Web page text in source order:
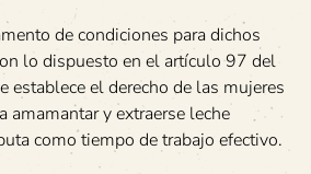
de condiciones para dichos
lo dispuesto en el artículo 97 del
establece el derecho de las mujeres
amamantar y extraerse leche
como tiempo de trabajo efectivo.